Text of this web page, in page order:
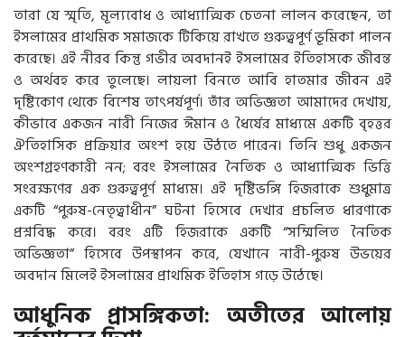
তারা যে স্মৃতি, মূল্যবোধ ও আধ্যাত্মিক চেতনা লালন করেছেন, তা
ইসলামের প্রাথমিক সমাজকে টিকিয়ে রাখতে গুরুত্বপূর্ণ ভূমিকা পালন
করেছে। এই নীরব কিন্তু গভীর অবদানই ইসলামের ইতিহাসকে জীবন্ত
ও অর্থবহ করে তুলেছে। লায়লা বিনতে আবি হাতমার জীবন এই
দৃষ্টিকোণ থেকে বিশেষ তাৎপর্যপূর্ণ। তাঁর অভিজ্ঞতা আমাদের দেখায়,
কীভাবে একজন নারী নিজের ঈমান ও ধৈর্যের মাধ্যমে একটি বৃহত্তর
ঐতিহাসিক প্রক্রিয়ার অংশ হয়ে উঠতে পারেন। তিনি শুধু একজন
অংশগ্রহণকারী নন; বরং ইসলামের নৈতিক ও আধ্যাত্মিক ভিত্তি
সংরক্ষণের এক গুরুত্বপূর্ণ মাধ্যম। এই দৃষ্টিভঙ্গি হিজরাকে শুধুমাত্র
একটি “পুরুষ-নেতৃত্বাধীন” ঘটনা হিসেবে দেখার প্রচলিত ধারণাকে
প্রশ্নবিদ্ধ করে। বরং এটি হিজরাকে একটি “সম্মিলিত নৈতিক
অভিজ্ঞতা” হিসেবে উপস্থাপন করে, যেখানে নারী-পুরুষ উভয়ের
অবদান মিলেই ইসলামের প্রাথমিক ইতিহাস গড়ে উঠেছে।
আধুনিক প্রাসঙ্গিকতা: অতীতের আলোয়